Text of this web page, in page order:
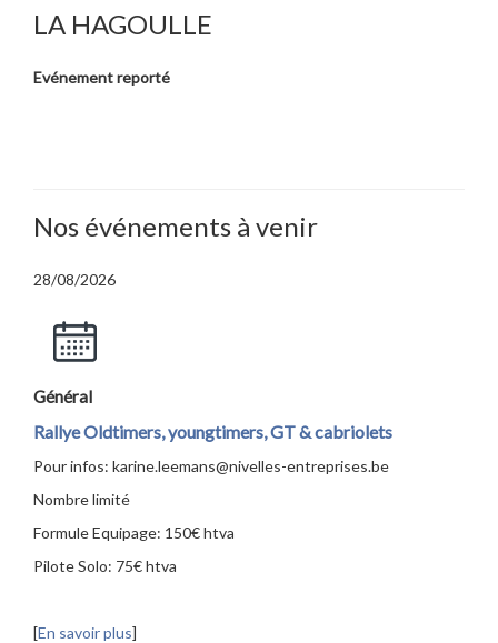
LA HAGOULLE
Evénement reporté
Nos événements à venir
28/08/2026
Général
Rallye Oldtimers, youngtimers, GT & cabriolets
Pour infos: karine.leemans@nivelles-entreprises.be
Nombre limité
Formule Equipage: 150€ htva
Pilote Solo: 75€ htva
[En savoir plus]